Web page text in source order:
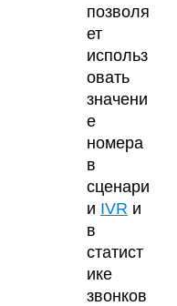
позволя
ет
использ
овать
значени
е
номера
в
сценари
и IVR и
в
статист
ике
звонков